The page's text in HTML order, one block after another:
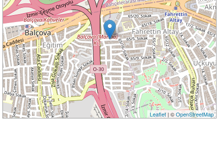
Leaflet| ©OpenStreetMap